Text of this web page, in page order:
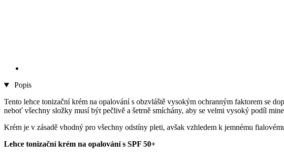
Popis
Tento lehce tonizační krém na opalování s obzvláště vysokým ochranným faktorem se
neboť všechny složky musí být pečlivě a šetrně smíchány, aby se velmi vysoký podíl
Krém je v zásadě vhodný pro všechny odstíny pleti, avšak vzhledem k jemnému
Lehce tonizační krém na opalování s SPF 50+